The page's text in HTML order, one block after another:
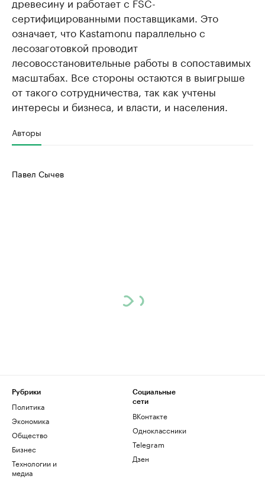
сертифицированными поставщиками. Это
означает, что Kastamonu параллельно с
лесозаготовкой проводит
лесовосстановительные работы в сопоставимых
масштабах. Все стороны остаются в выигрыше
от такого сотрудничества, так как учтены
интересы и бизнеса, и власти, и населения.
Авторы
Павел Сычев
Рубрики
Политика
Экономика
Общество
Бизнес
Технологии и
медиа
Социальные
сети
ВКонтакте
Одноклассники
Telegram
Дзен